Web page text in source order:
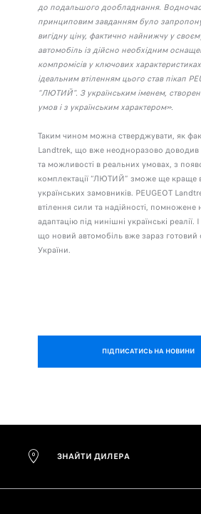
до подальшого дообладнання.
принциповим завданням було
вигідну ціну, фактично найнижчу у
автомобіль із дійсно необхідним
компромісів у ключових
ідеальним втіленням цього став пікап
“ЛЮТИЙ”. З українським іменем,
умов і з українським характером».
Таким чином можна стверджувати, як
Landtrek, що вже неодноразово доводив
та можливості в реальних умовах, з
комплектації “ЛЮТИЙ” зможе ще краще
українських замовників. PEUGEOT
втілення сили та надійності,
адаптацію під нинішні українські
що новий автомобіль вже зараз готовий
України.
ПІДПИСАТИСЬ НА НОВИНИ
ЗНАЙТИ ДИЛЕРА